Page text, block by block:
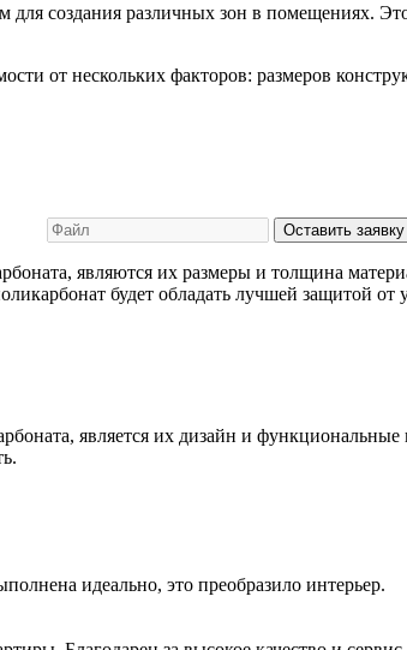
создания различных зон в помещениях.
от нескольких факторов: размеров
Оставить заявку
являются их размеры и толщина
будет обладать лучшей защитой от
является их дизайн и
идеально, это преобразило интерьер.